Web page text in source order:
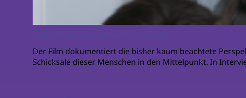
Der Film dokumentiert die bisher kaum beachtete
Schicksale dieser Menschen in den Mittelpunkt. In